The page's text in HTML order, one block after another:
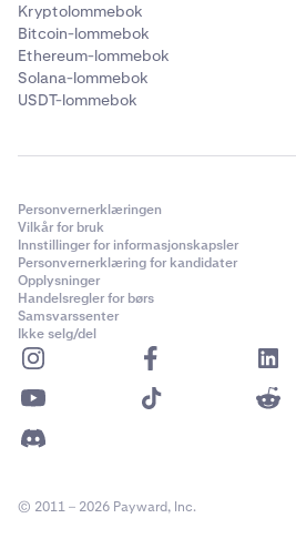
Kryptolommebok
Bitcoin-lommebok
Ethereum-lommebok
Solana-lommebok
USDT-lommebok
Personvernerklæringen
Vilkår for bruk
Innstillinger for informasjonskapsler
Personvernerklæring for kandidater
Opplysninger
Handelsregler for børs
Samsvarssenter
Ikke selg/del
© 2011 – 2026 Payward, Inc.